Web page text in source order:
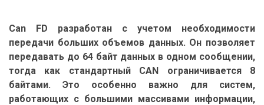
Can FD разработан с учетом необходимости
передачи больших объемов данных. Он позволяет
передавать до 64 байт данных в одном сообщении,
тогда как стандартный CAN ограничивается 8
байтами. Это особенно важно для систем,
работающих с большими массивами информации,